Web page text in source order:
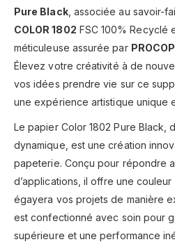
Pure Black, associée au savoir-
COLOR 1802 FSC 100% Recyclé
méticuleuse assurée par PROCOP
Élevez votre créativité à de
vos idées prendre vie sur ce
une expérience artistique unique
Le papier Color 1802 Pure Black,
dynamique, est une création
papeterie. Conçu pour répondre
d’applications, il offre une
égayera vos projets de manière
est confectionné avec soin pour
supérieure et une performance